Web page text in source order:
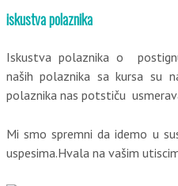
iskustva polaznika
Iskustva polaznika o
naših polaznika sa kursa su
polaznika nas potstiču
Mi smo spremni da idemo u
uspesima.Hvala na vašim